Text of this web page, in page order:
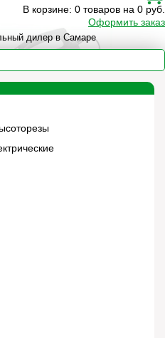
В корзине: 0 товаров на 0 руб.
Оформить заказ
дилер в Самаре